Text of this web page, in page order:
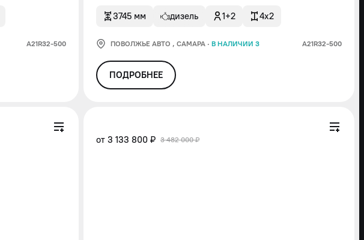
А21R32-500
3745 мм дизель 1+2 4x2
ПОВОЛЖЬЕ АВТО , САМАРА · В НАЛИЧИИ 3 А21R32-500
ПОДРОБНЕЕ
от 3 133 800 ₽ 3 482 000 ₽